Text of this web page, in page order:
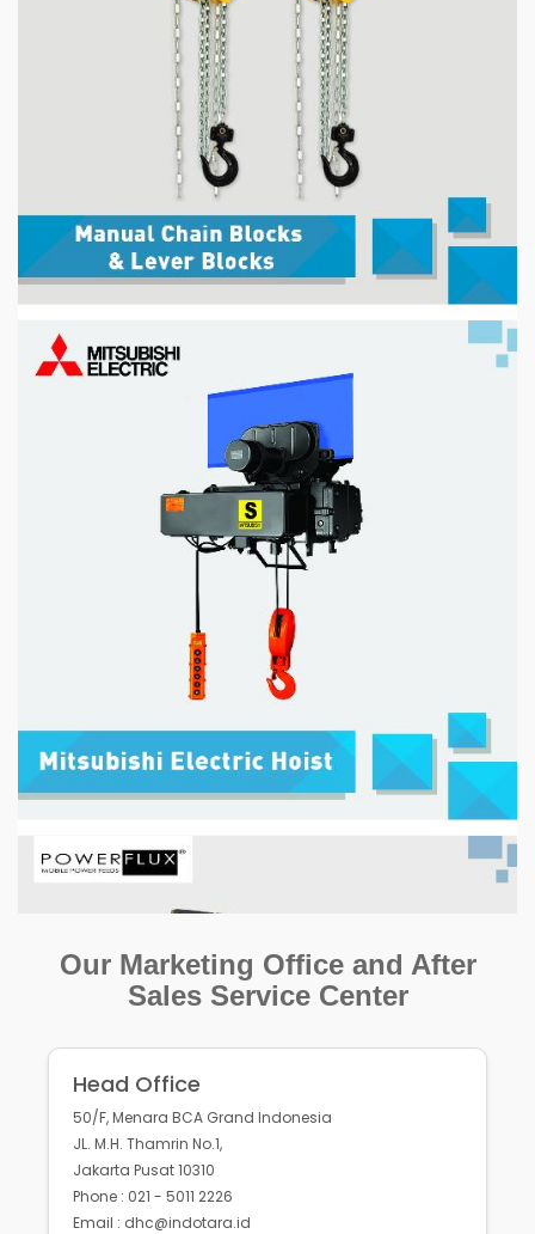
Our Marketing Office and After
Sales Service Center
Head Office
50/F, Menara BCA Grand Indonesia
JL. M.H. Thamrin No.1,
Jakarta Pusat 10310
Phone : 021 - 5011 2226
Email : dhc@indotara.id